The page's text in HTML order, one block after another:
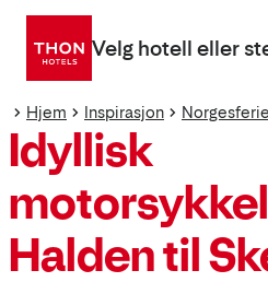
Gå
direkte
Velg hotell eller
Hjem Inspirasjon Norgesferie
Idyllisk
Halden til